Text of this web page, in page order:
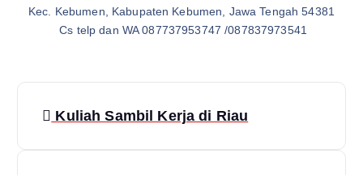
Kec. Kebumen, Kabupaten Kebumen, Jawa Tengah 54381
Cs telp dan WA 087737953747 /087837973541
Kuliah Sambil Kerja di Riau